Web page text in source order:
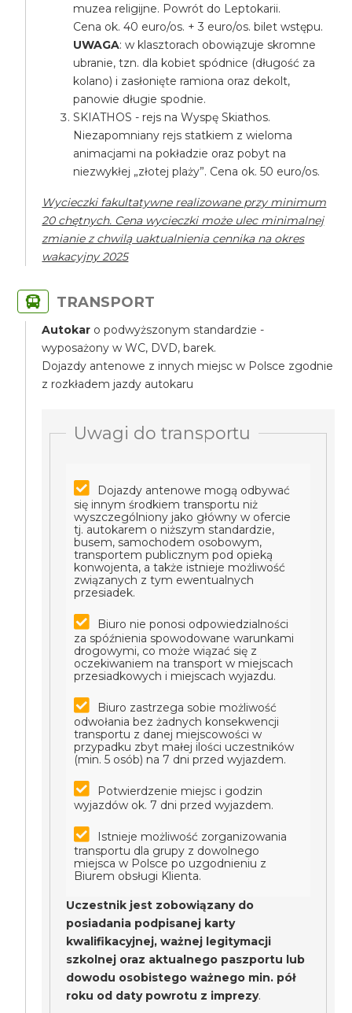
muzea religijne. Powrót do Leptokarii.
Cena ok. 40 euro/os. + 3 euro/os. bilet wstępu.
UWAGA: w klasztorach obowiązuje skromne
ubranie, tzn. dla kobiet spódnice (długość za
kolano) i zasłonięte ramiona oraz dekolt,
panowie długie spodnie.
SKIATHOS - rejs na Wyspę Skiathos.
Niezapomniany rejs statkiem z wieloma
animacjami na pokładzie oraz pobyt na
niezwykłej „złotej plaży”. Cena ok. 50 euro/os.
Wycieczki fakultatywne realizowane przy minimum
20 chętnych. Cena wycieczki może ulec minimalnej
zmianie z chwilą uaktualnienia cennika na okres
wakacyjny 2025
TRANSPORT
Autokar o podwyższonym standardzie -
wyposażony w WC, DVD, barek.
Dojazdy antenowe z innych miejsc w Polsce zgodnie
z rozkładem jazdy autokaru
Uwagi do transportu
Dojazdy antenowe mogą odbywać
się innym środkiem transportu niż
wyszczególniony jako główny w ofercie
tj. autokarem o niższym standardzie,
busem, samochodem osobowym,
transportem publicznym pod opieką
konwojenta, a także istnieje możliwość
związanych z tym ewentualnych
przesiadek.
Biuro nie ponosi odpowiedzialności
za spóźnienia spowodowane warunkami
drogowymi, co może wiązać się z
oczekiwaniem na transport w miejscach
przesiadkowych i miejscach wyjazdu.
Biuro zastrzega sobie możliwość
odwołania bez żadnych konsekwencji
transportu z danej miejscowości w
przypadku zbyt małej ilości uczestników
(min. 5 osób) na 7 dni przed wyjazdem.
Potwierdzenie miejsc i godzin
wyjazdów ok. 7 dni przed wyjazdem.
Istnieje możliwość zorganizowania
transportu dla grupy z dowolnego
miejsca w Polsce po uzgodnieniu z
Biurem obsługi Klienta.
Uczestnik jest zobowiązany do
posiadania podpisanej karty
kwalifikacyjnej, ważnej legitymacji
szkolnej oraz aktualnego paszportu lub
dowodu osobistego ważnego min. pół
roku od daty powrotu z imprezy.